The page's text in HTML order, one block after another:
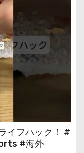
イフハック！ #
#海外